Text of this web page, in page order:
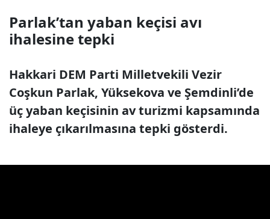
Parlak’tan yaban keçisi avı
ihalesine tepki
Hakkari DEM Parti Milletvekili Vezir
Coşkun Parlak, Yüksekova ve Şemdinli’de
üç yaban keçisinin av turizmi kapsamında
ihaleye çıkarılmasına tepki gösterdi.